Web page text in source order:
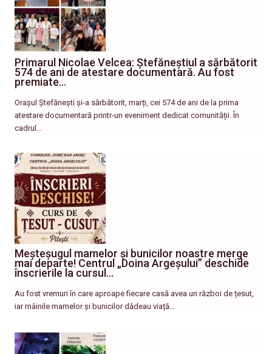
Primarul Nicolae Velcea: Ștefăneștiul a sărbătorit
574 de ani de atestare documentară. Au fost
premiate…
Orașul Ștefănești și-a sărbătorit, marți, cei 574 de ani de la prima
atestare documentară printr-un eveniment dedicat comunității. În
cadrul…
Meșteșugul mamelor și bunicilor noastre merge
mai departe! Centrul „Doina Argeșului” deschide
înscrierile la cursul…
Au fost vremuri în care aproape fiecare casă avea un război de țesut,
iar mâinile mamelor și bunicilor dădeau viață…